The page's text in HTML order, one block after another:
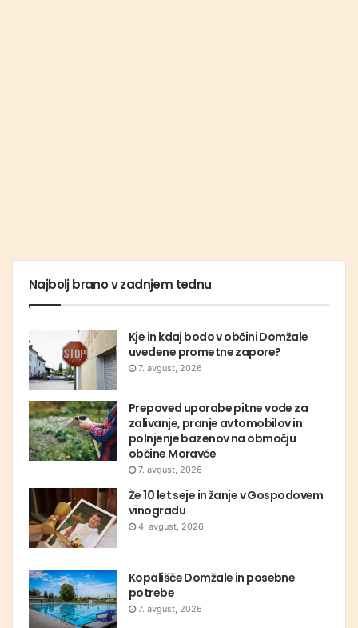
Najbolj brano v zadnjem tednu
Kje in kdaj bodo v občini Domžale
uvedene prometne zapore?
7. avgust, 2026
Prepoved uporabe pitne vode za
zalivanje, pranje avtomobilov in
polnjenje bazenov na območju
občine Moravče
7. avgust, 2026
Že 10 let seje in žanje v Gospodovem
vinogradu
4. avgust, 2026
Kopališče Domžale in posebne
potrebe
7. avgust, 2026